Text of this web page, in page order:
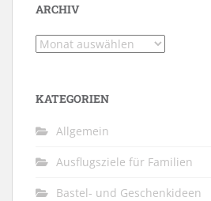
ARCHIV
Archiv
KATEGORIEN
Allgemein
Ausflugsziele für Familien
Bastel- und Geschenkideen